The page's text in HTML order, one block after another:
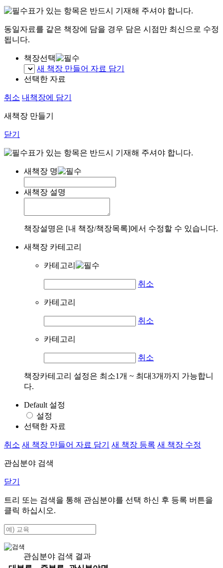
표가 있는 항목은 반드시 기재해 주셔야 합니다.
동일자료를 같은 책장에 담을 경우 담은 시점만 최신으로 수정
됩니다.
책장선택
새 책장 만들어 자료 담기
선택한 자료
취소 내책장에 담기
새책장 만들기
닫기
표가 있는 항목은 반드시 기재해 주셔야 합니다.
새책장 명
새책장 설명
책장설명은 [내 책장/책장목록]에서 수정할 수 있습니다.
새책장 카테고리
카테고리
취소
카테고리
취소
카테고리
취소
책장카테고리 설정은 최소1개 ~ 최대3개까지 가능합니
다.
Default 설정
설정
선택한 자료
취소 새 책장 만들어 자료 담기 새 책장 등록 새 책장 수정
관심분야 검색
닫기
트리 또는 검색을 통해 관심분야를 선택 하신 후 등록 버튼을
클릭 하십시오.
관심분야 검색 결과